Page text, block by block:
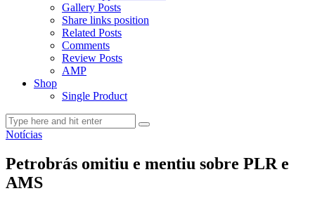
Gallery Posts
Share links position
Related Posts
Comments
Review Posts
AMP
Shop
Single Product
Notícias
Petrobrás omitiu e mentiu sobre PLR e
AMS